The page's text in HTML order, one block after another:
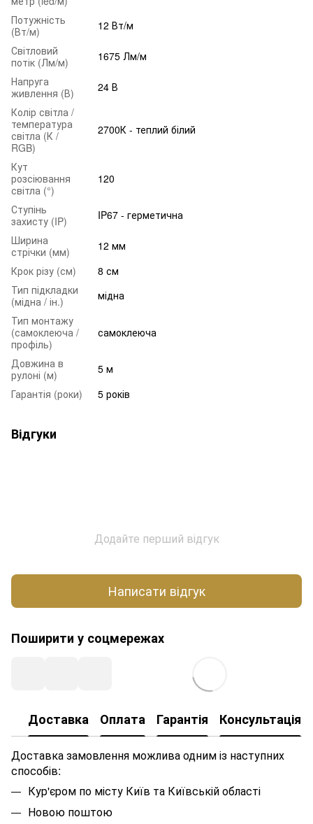
Потужність
(Вт/м)
12 Вт/м
Світловий
потік (Лм/м)
1675 Лм/м
Напруга
живлення (В)
24 В
Колір світла /
температура
світла (К /
RGB)
2700К - теплий білий
Кут
розсіювання
світла (°)
120
Ступінь
захисту (IP)
IP67 - герметична
Ширина
стрічки (мм)
12 мм
Крок різу (см)
8 см
Тип підкладки
(мідна / ін.)
мідна
Тип монтажу
(самоклеюча /
профіль)
самоклеюча
Довжина в
рулоні (м)
5 м
Гарантія (роки)
5 років
Відгуки
Додайте перший відгук
Написати відгук
Поширити у соцмережах
Доставка Оплата Гарантія Консультація
Доставка замовлення можлива одним із наступних
способів:
Кур'єром по місту Київ та Київській області
Новою поштою